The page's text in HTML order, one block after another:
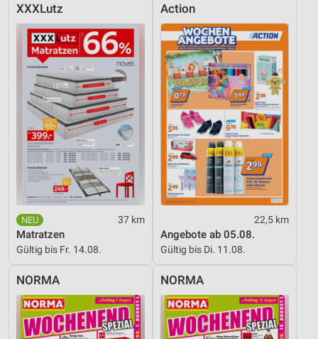
XXXLutz
37 km
Matratzen
Gültig bis Fr. 14.08.
Action
22,5 km
Angebote ab 05.08.
Gültig bis Di. 11.08.
NORMA NORMA